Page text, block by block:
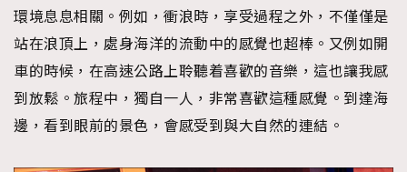
環境息息相關。例如，衝浪時，享受過程之外，不僅僅是
站在浪頂上，處身海洋的流動中的感覺也超棒。又例如開
車的時候，在高速公路上聆聽着喜歡的音樂，這也讓我感
到放鬆。旅程中，獨自一人，非常喜歡這種感覺。到達海
邊，看到眼前的景色，會感受到與大自然的連結。